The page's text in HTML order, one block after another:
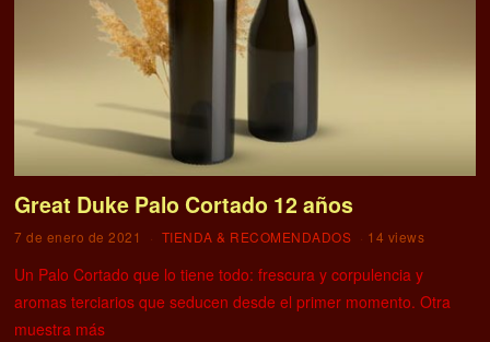
Great Duke Palo Cortado 12 años
7 de enero de 2021 TIENDA & RECOMENDADOS 14 views
Un Palo Cortado que lo tiene todo: frescura y corpulencia y
aromas terciarios que seducen desde el primer momento. Otra
muestra más